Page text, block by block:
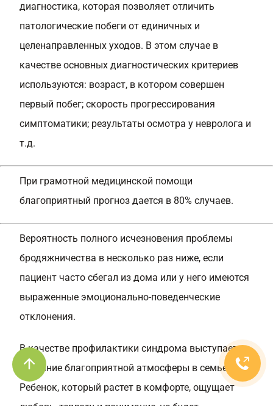
диагностика, которая позволяет отличить
патологические побеги от единичных и
целенаправленных уходов. В этом случае в
качестве основных диагностических критериев
используются: возраст, в котором совершен
первый побег; скорость прогрессирования
симптоматики; результаты осмотра у невролога и
т.д.
При грамотной медицинской помощи
благоприятный прогноз дается в 80% случаев.
Вероятность полного исчезновения проблемы
бродяжничества в несколько раз ниже, если
пациент часто сбегал из дома или у него имеются
выраженные эмоционально-поведенческие
отклонения.
В качестве профилактики синдрома выступает
создание благоприятной атмосферы в семье.
Ребенок, который растет в комфорте, ощущает